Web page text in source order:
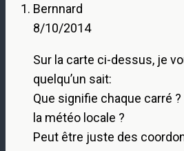
Bernnard
8/10/2014
Sur la carte ci-dessus, je
quelqu’un sait:
Que signifie chaque carré ?
la météo locale ?
Peut être juste des